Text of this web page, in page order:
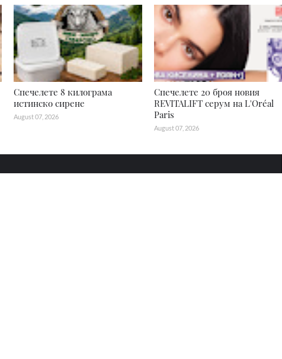
Спечелете 8 килограма
истинско сирене
August 07, 2026
Спечелете 20 броя новия
REVITALIFT серум на L'Oréal
Paris
August 07, 2026